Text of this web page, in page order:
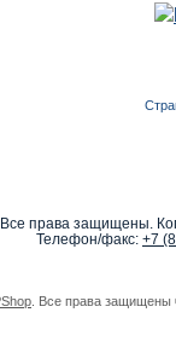
права защищены.
Телефон/факс: +7
. Все права защищены